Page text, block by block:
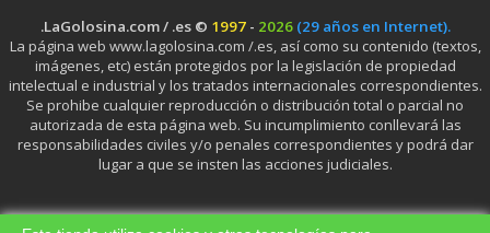
.LaGolosina.com / .es © 1997- 2026 (29 años en Internet).
La página web www.lagolosina.com /.es, así como su contenido (textos,
imágenes, etc) están protegidos por la legislación de propiedad
intelectual e industrial y los tratados internacionales correspondientes.
Se prohibe cualquier reproducción o distribución total o parcial no
autorizada de esta página web. Su incumplimiento conllevará las
responsabilidades civiles y/o penales correspondientes y podrá dar
lugar a que se insten las acciones judiciales.